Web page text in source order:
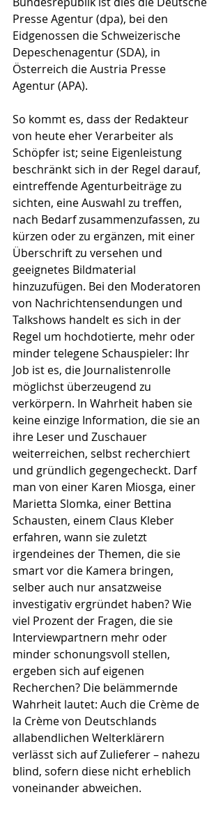
Presse Agentur (dpa), bei den
Eidgenossen die Schweizerische
Depeschenagentur (SDA), in
Österreich die Austria Presse
Agentur (APA).
So kommt es, dass der Redakteur
von heute eher Verarbeiter als
Schöpfer ist; seine Eigenleistung
beschränkt sich in der Regel darauf,
eintreffende Agenturbeiträge zu
sichten, eine Auswahl zu treffen,
nach Bedarf zusammenzufassen, zu
kürzen oder zu ergänzen, mit einer
Überschrift zu versehen und
geeignetes Bildmaterial
hinzuzufügen. Bei den Moderatoren
von Nachrichtensendungen und
Talkshows handelt es sich in der
Regel um hochdotierte, mehr oder
minder telegene Schauspieler: Ihr
Job ist es, die Journalistenrolle
möglichst überzeugend zu
verkörpern. In Wahrheit haben sie
keine einzige Information, die sie an
ihre Leser und Zuschauer
weiterreichen, selbst recherchiert
und gründlich gegengecheckt. Darf
man von einer Karen Miosga, einer
Marietta Slomka, einer Bettina
Schausten, einem Claus Kleber
erfahren, wann sie zuletzt
irgendeines der Themen, die sie
smart vor die Kamera bringen,
selber auch nur ansatzweise
investigativ ergründet haben? Wie
viel Prozent der Fragen, die sie
Interviewpartnern mehr oder
minder schonungsvoll stellen,
ergeben sich auf eigenen
Recherchen? Die belämmernde
Wahrheit lautet: Auch die Crème de
la Crème von Deutschlands
allabendlichen Welterklärern
verlässt sich auf Zulieferer – nahezu
blind, sofern diese nicht erheblich
voneinander abweichen.